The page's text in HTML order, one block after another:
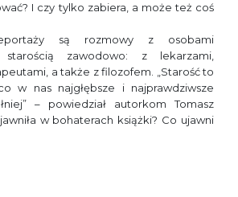
I czy tylko zabiera, a może też coś
są rozmowy z osobami
starością zawodowo: z lekarzami,
a także z filozofem. „Starość to
w nas najgłębsze i najprawdziwsze
– powiedział autorkom Tomasz
w bohaterach książki? Co ujawni